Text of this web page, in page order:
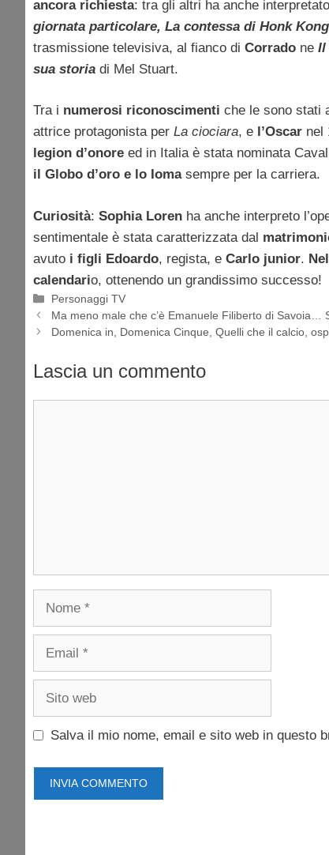
ancora richiesta: tra gli altri ha anche interpretato
giornata particolare, La contessa di Honk
trasmissione televisiva, al fianco di Corrado ne Il
sua storia di Mel Stuart.
Tra i numerosi riconoscimenti che le sono stati
attrice protagonista per La ciociara, e l’Oscar nel
legion d’onore ed in Italia è stata nominata
il Globo d’oro e lo Iomasempre per la carriera.
Curiosità: Sophia Loren ha anche interpreto
sentimentale è stata caratterizzata dal
avuto i figli Edoardo, regista, e Carlo junior.
calendario, ottenendo un grandissimo successo!
Categorie
Personaggi TV
Ma meno male che c’è Emanuele Filiberto di Savoia…
Domenica in, Domenica Cinque, Quelli che il calcio,
Lascia un commento
Nome
Email
Sito
Salva il mio nome, email e sito web in questo